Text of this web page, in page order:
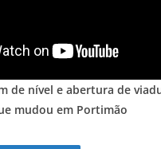
de nível e abertura de
mudou em Portimão